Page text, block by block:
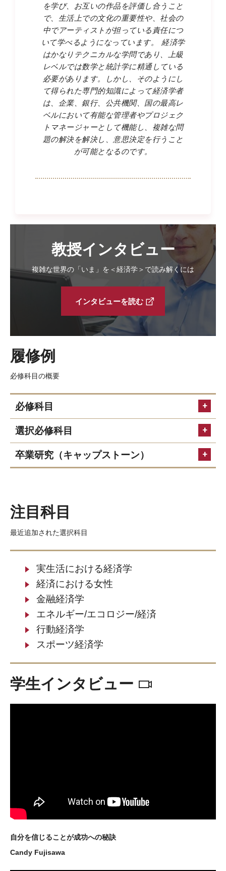
を学び、お互いの作品を評価し合うこと
で、生活上での文化の重要性や、社会の
中でアーティストが担っている責任につ
いて学べるようになっています。 経済学
はかなりテクニカルな学問であり、上級
レベルでは数学と統計学に精通している
必要があります。しかし、そのようにし
て得られた専門的知識によって経済学者
は、企業、銀行、公共機関、国の最高レ
ベルにおいて有能な管理者やプロジェク
トマネージャーとして機能し、複雑な問
題の解決を解決し、意思決定を行うこと
が可能となるのです。
教授インタビュー
複雑な世界の「いま」を＜経済学＞で読み解くには
インタビューを読む
履修例
必修科目の概要
必修科目
マクロ経済原理
確率統計学
計量経済学入門
選択必修科目
エコロジー
経済
健康経済学
行動経済学
スポーツ経済学
卒業研究（キャップストーン）
注目科目
最近追加された選択科目
実生活における経済学
経済における女性
金融経済学
エネルギー/エコロジー/経済
行動経済学
スポーツ経済学
学生インタビュー
自分を信じることが成功への秘訣
Candy Fujisawa